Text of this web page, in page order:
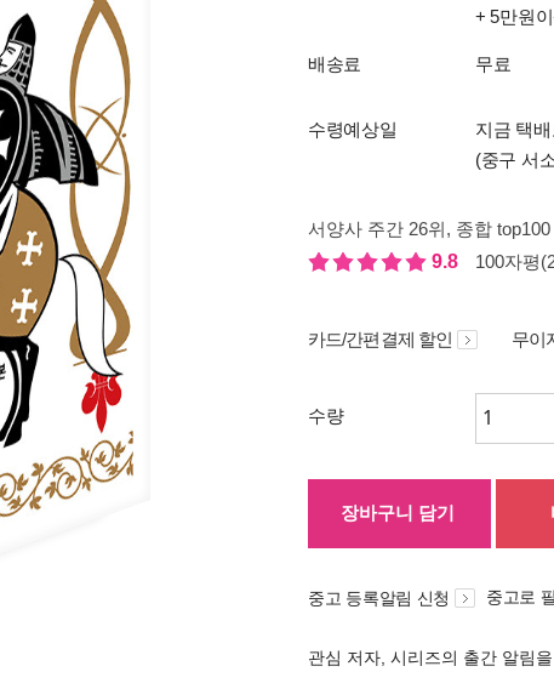
+ 5만원
배송료 무료
수령예상일
지금 택
(중구 서
서양사 주간 26위, 종합 top100
9.8
100자평
카드/간편결제 할인 무이
수량
장바구니 담기
중고 등록알림 신청 중고로
관심 저자, 시리즈의 출간 알림